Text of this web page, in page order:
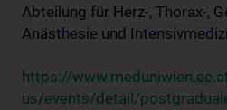
Abteilung für Herz-, Thorax-,
Anästhesie und
https://
us/events/detail/